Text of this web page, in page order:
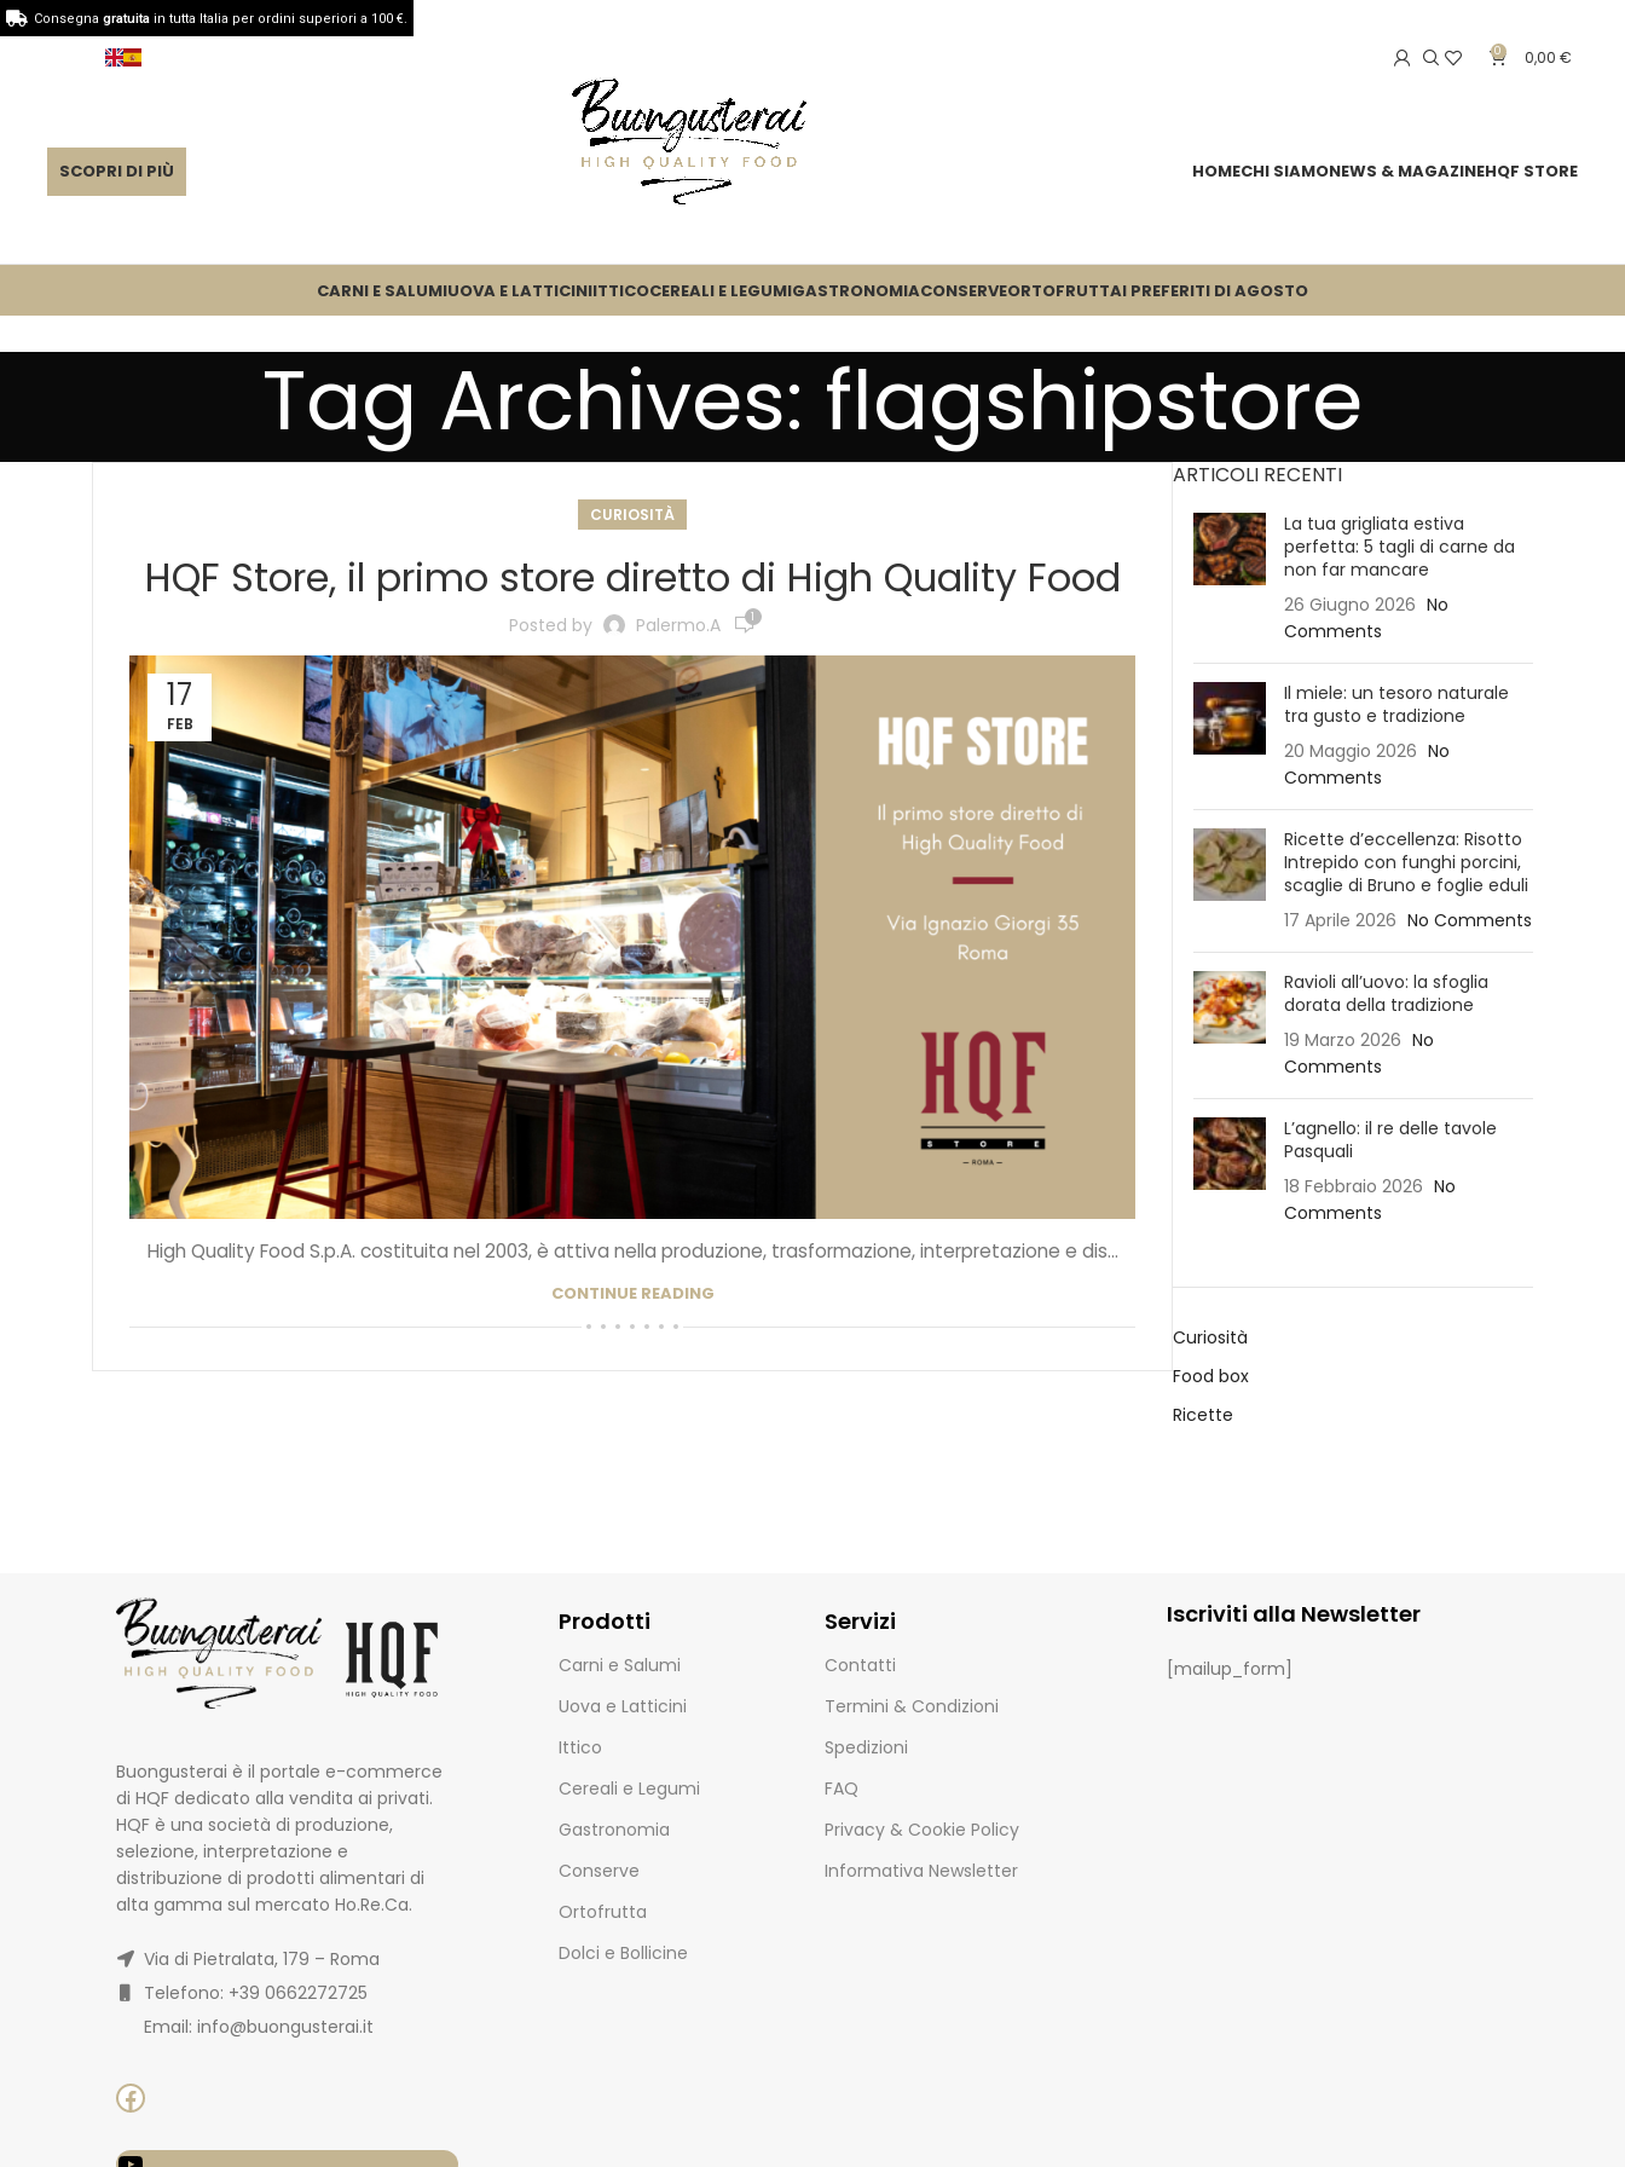
0 0,00€
SCOPRI DI PIÙ HOMECHI SIAMONEWS & MAGAZINEHQF STORE
CARNI E SALUMIUOVA E LATTICINIITTICOCEREALI E LEGUMIGASTRONOMIACONSERVEORTOFRUTTAI PREFERITI DI AGOSTO
Tag Archives: flagshipstore
CURIOSITÀ
HQF Store, il primo store diretto di High Quality Food
Posted by Palermo.a 1
17
FEB
High Quality Food S.p.A. costituita nel 2003, è attiva nella produzione, trasformazione, interpretazione e dis...
CONTINUE READING
ARTICOLI RECENTI
La tua grigliata estiva
perfetta: 5 tagli di carne da
non far mancare
26 Giugno 2026 No
Comments
Il miele: un tesoro naturale
tra gusto e tradizione
20 Maggio 2026 No
Comments
Ricette d’eccellenza: Risotto
Intrepido con funghi porcini,
scaglie di Bruno e foglie eduli
17 Aprile 2026 No Comments
Ravioli all’uovo: la sfoglia
dorata della tradizione
19 Marzo 2026 No
Comments
L’agnello: il re delle tavole
Pasquali
18 Febbraio 2026 No
Comments
Curiosità
Food box
Ricette
Buongusterai è il portale e-commerce
di HQF dedicato alla vendita ai privati.
HQF è una società di produzione,
selezione, interpretazione e
distribuzione di prodotti alimentari di
alta gamma sul mercato Ho.Re.Ca.
Via di Pietralata, 179 – Roma
Telefono: +39 0662272725
Email: info@buongusterai.it
Prodotti
Carni e Salumi
Uova e Latticini
Ittico
Cereali e Legumi
Gastronomia
Conserve
Ortofrutta
Dolci e Bollicine
Servizi
Contatti
Termini & Condizioni
Spedizioni
FAQ
Privacy & Cookie Policy
Informativa Newsletter
Iscriviti alla Newsletter
[mailup_form]
Consegna gratuitain tutta Italia per ordini superiori a 100 €.